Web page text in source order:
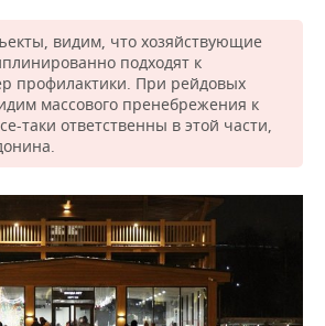
видим, что хозяйствующие
подходят к
профилактики. При рейдовых
массового пренебрежения к
таки ответственны в этой части,